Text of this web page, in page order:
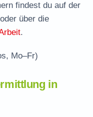
findest du auf der
über die
.
Mo–Fr)
in